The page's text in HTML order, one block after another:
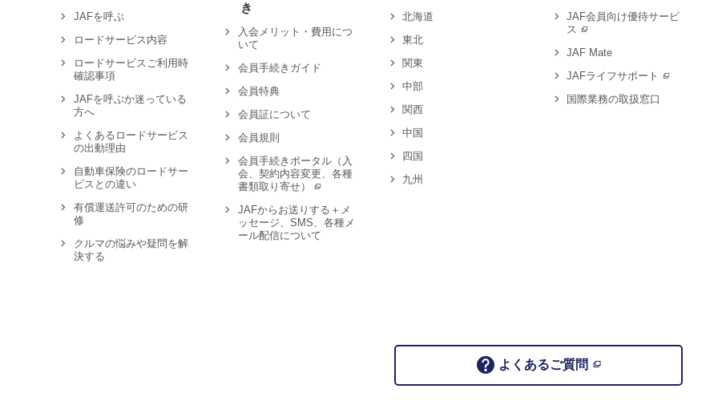
JAFを呼ぶ
ロードサービス内容
ロードサービスご利用時
確認事項
JAFを呼ぶか迷っている
方へ
よくあるロードサービス
の出動理由
自動車保険のロードサー
ビスとの違い
有償運送許可のための研
修
クルマの悩みや疑問を解
決する
き
入会メリット・費用につ
いて
会員手続きガイド
会員特典
会員証について
会員規則
会員手続きポータル（入
会、契約内容変更、各種
書類取り寄せ）
JAFからお送りする＋メ
ッセージ、SMS、各種メ
ール配信について
北海道
東北
関東
中部
関西
中国
四国
九州
JAF会員向け優待サービ
ス
JAF Mate
JAFライフサポート
国際業務の取扱窓口
よくあるご質問